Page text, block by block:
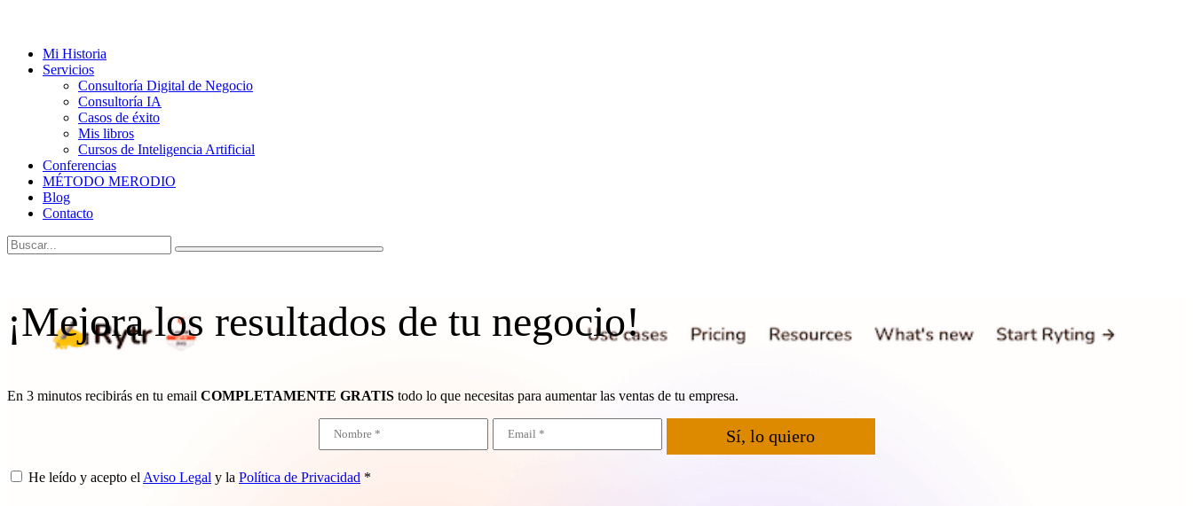
Mi Historia
Servicios
Consultoría Digital de Negocio
Consultoría IA
Casos de éxito
Mis libros
Cursos de Inteligencia Artificial
Conferencias
MÉTODO MERODIO
Blog
Contacto
¡Mejora los resultados de tu negocio!
En 3 minutos recibirás en tu email COMPLETAMENTE GRATIS todo lo que necesitas para aumentar las ventas de tu empresa.
Sí, lo quiero
He leído y acepto el Aviso Legal y la Política de Privacidad *